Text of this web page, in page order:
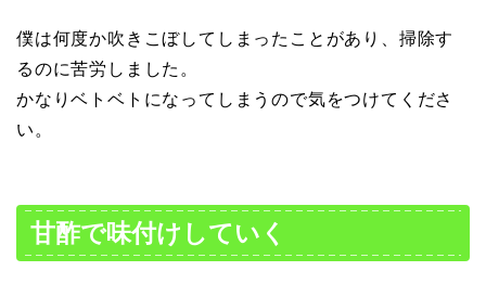
僕は何度か吹きこぼしてしまったことがあり、掃除す
るのに苦労しました。
かなりベトベトになってしまうので気をつけてくださ
い。
甘酢で味付けしていく